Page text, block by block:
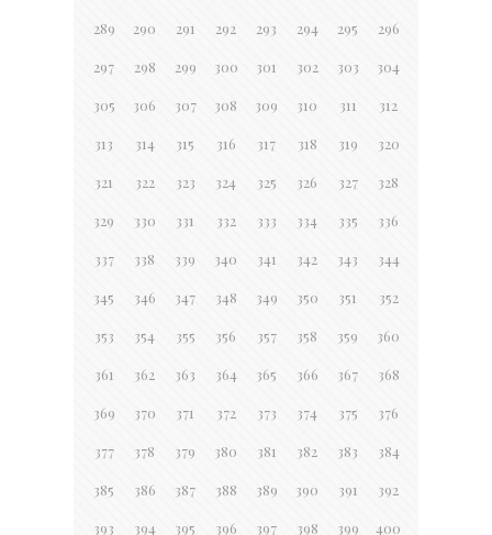
289 290 291 292 293 294 295 296
297 298 299 300 301 302 303 304
305 306 307 308 309 310 311 312
313 314 315 316 317 318 319 320
321 322 323 324 325 326 327 328
329 330 331 332 333 334 335 336
337 338 339 340 341 342 343 344
345 346 347 348 349 350 351 352
353 354 355 356 357 358 359 360
361 362 363 364 365 366 367 368
369 370 371 372 373 374 375 376
377 378 379 380 381 382 383 384
385 386 387 388 389 390 391 392
393 394 395 396 397 398 399 400